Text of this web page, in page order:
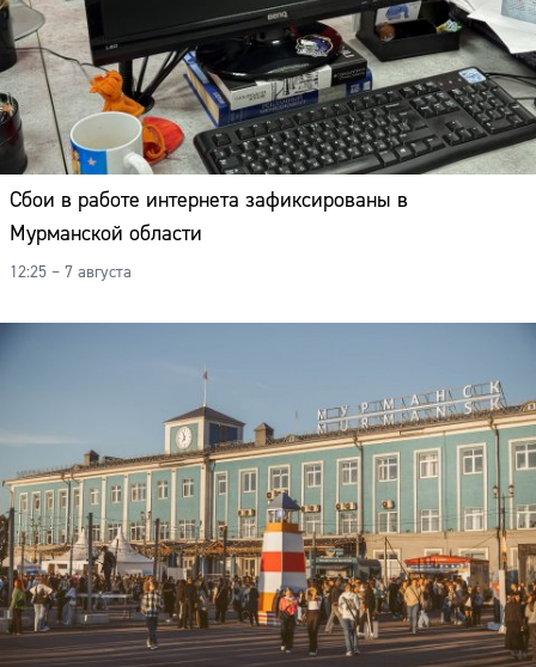
Сбои в работе интернета зафиксированы в
Мурманской области
12:25 – 7 августа